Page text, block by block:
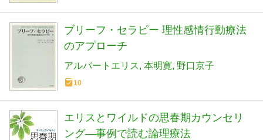
ブリーフ・セラピー 理性感情行動療法
のアプローチ
アルバートエリス 本明寛 野口京子
10
エリスとワイルドの思春期カウンセリ
ング―事例で読む論理療法